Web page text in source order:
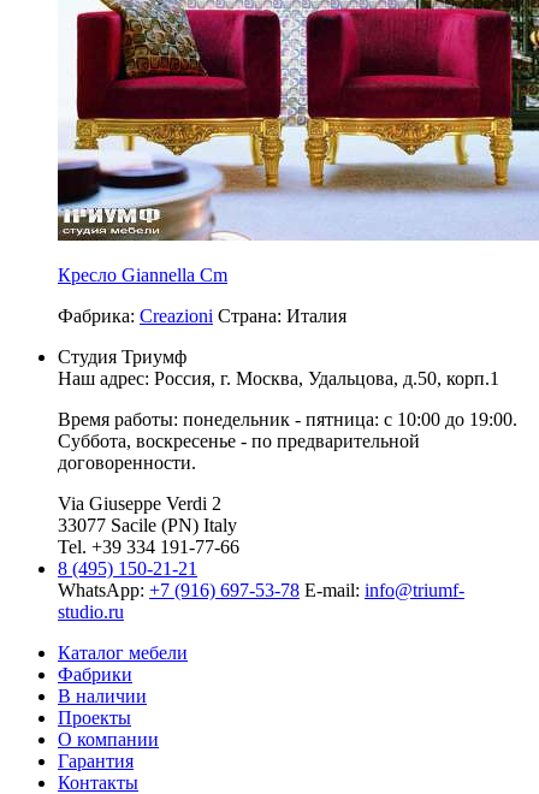
Кресло Giannella Cm
Фабрика: Creazioni Страна: Италия
Студия Триумф
Наш адрес: Россия, г. Москва, Удальцова, д.50, корп.1
Время работы: понедельник - пятница: с 10:00 до 19:00.
Суббота, воскресенье - по предварительной
договоренности.
Via Giuseppe Verdi 2
33077 Sacile (PN) Italy
Tel. +39 334 191-77-66
8 (495) 150-21-21
WhatsApp: +7 (916) 697-53-78 E-mail: info@triumf-
studio.ru
Каталог мебели
Фабрики
В наличии
Проекты
О компании
Гарантия
Контакты